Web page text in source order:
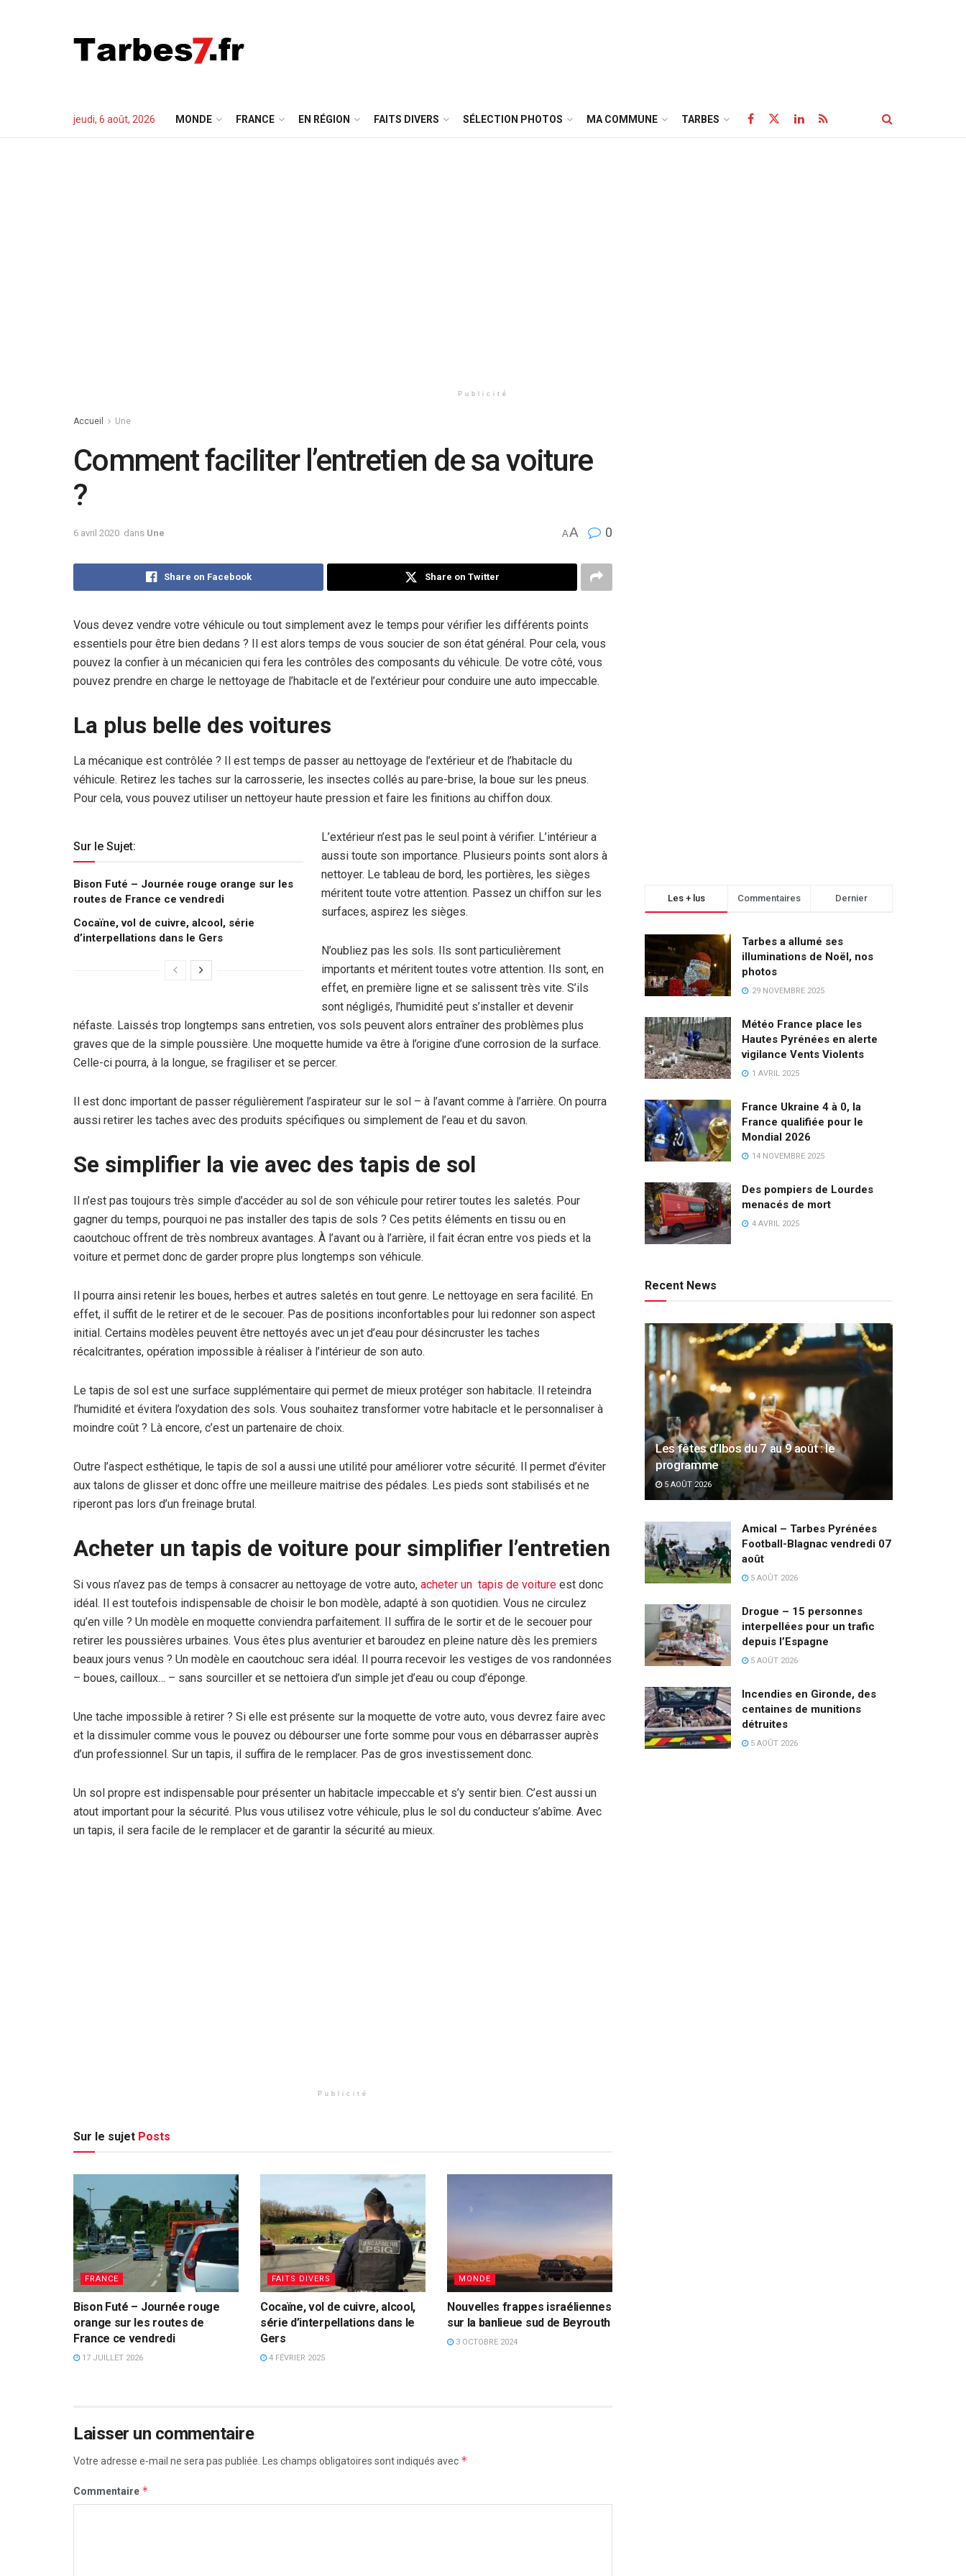
jeudi, 6 août, 2026 MONDE FRANCE EN RÉGION FAITS DIVERS SÉLECTION PHOTOS MA COMMUNE TARBES
Publicité
Accueil Une
Comment faciliter l’entretien de sa voiture
?
6 avril 2020 dans Une AA 0
Share on Facebook Share on Twitter
Vous devez vendre votre véhicule ou tout simplement avez le temps pour vérifier les différents points
essentiels pour être bien dedans ? Il est alors temps de vous soucier de son état général. Pour cela, vous
pouvez la confier à un mécanicien qui fera les contrôles des composants du véhicule. De votre côté, vous
pouvez prendre en charge le nettoyage de l’habitacle et de l’extérieur pour conduire une auto impeccable.
La plus belle des voitures
La mécanique est contrôlée ? Il est temps de passer au nettoyage de l’extérieur et de l’habitacle du
véhicule. Retirez les taches sur la carrosserie, les insectes collés au pare-brise, la boue sur les pneus.
Pour cela, vous pouvez utiliser un nettoyeur haute pression et faire les finitions au chiffon doux.
Sur le Sujet:
Bison Futé – Journée rouge orange sur les
routes de France ce vendredi
Cocaïne, vol de cuivre, alcool, série
d’interpellations dans le Gers
L’extérieur n’est pas le seul point à vérifier. L’intérieur a
aussi toute son importance. Plusieurs points sont alors à
nettoyer. Le tableau de bord, les portières, les sièges
méritent toute votre attention. Passez un chiffon sur les
surfaces, aspirez les sièges.
N’oubliez pas les sols. Ils sont particulièrement
importants et méritent toutes votre attention. Ils sont, en
effet, en première ligne et se salissent très vite. S’ils
sont négligés, l’humidité peut s’installer et devenir
néfaste. Laissés trop longtemps sans entretien, vos sols peuvent alors entraîner des problèmes plus
graves que de la simple poussière. Une moquette humide va être à l’origine d’une corrosion de la surface.
Celle-ci pourra, à la longue, se fragiliser et se percer.
Il est donc important de passer régulièrement l’aspirateur sur le sol – à l’avant comme à l’arrière. On pourra
aussi retirer les taches avec des produits spécifiques ou simplement de l’eau et du savon.
Se simplifier la vie avec des tapis de sol
Il n’est pas toujours très simple d’accéder au sol de son véhicule pour retirer toutes les saletés. Pour
gagner du temps, pourquoi ne pas installer des tapis de sols ? Ces petits éléments en tissu ou en
caoutchouc offrent de très nombreux avantages. À l’avant ou à l’arrière, il fait écran entre vos pieds et la
voiture et permet donc de garder propre plus longtemps son véhicule.
Il pourra ainsi retenir les boues, herbes et autres saletés en tout genre. Le nettoyage en sera facilité. En
effet, il suffit de le retirer et de le secouer. Pas de positions inconfortables pour lui redonner son aspect
initial. Certains modèles peuvent être nettoyés avec un jet d’eau pour désincruster les taches
récalcitrantes, opération impossible à réaliser à l’intérieur de son auto.
Le tapis de sol est une surface supplémentaire qui permet de mieux protéger son habitacle. Il reteindra
l’humidité et évitera l’oxydation des sols. Vous souhaitez transformer votre habitacle et le personnaliser à
moindre coût ? Là encore, c’est un partenaire de choix.
Outre l’aspect esthétique, le tapis de sol a aussi une utilité pour améliorer votre sécurité. Il permet d’éviter
aux talons de glisser et donc offre une meilleure maitrise des pédales. Les pieds sont stabilisés et ne
riperont pas lors d’un freinage brutal.
Acheter un tapis de voiture pour simplifier l’entretien
Si vous n’avez pas de temps à consacrer au nettoyage de votre auto, acheter un tapis de voiture est donc
idéal. Il est toutefois indispensable de choisir le bon modèle, adapté à son quotidien. Vous ne circulez
qu’en ville ? Un modèle en moquette conviendra parfaitement. Il suffira de le sortir et de le secouer pour
retirer les poussières urbaines. Vous êtes plus aventurier et baroudez en pleine nature dès les premiers
beaux jours venus ? Un modèle en caoutchouc sera idéal. Il pourra recevoir les vestiges de vos randonnées
– boues, cailloux… – sans sourciller et se nettoiera d’un simple jet d’eau ou coup d’éponge.
Une tache impossible à retirer ? Si elle est présente sur la moquette de votre auto, vous devrez faire avec
et la dissimuler comme vous le pouvez ou débourser une forte somme pour vous en débarrasser auprès
d’un professionnel. Sur un tapis, il suffira de le remplacer. Pas de gros investissement donc.
Un sol propre est indispensable pour présenter un habitacle impeccable et s’y sentir bien. C’est aussi un
atout important pour la sécurité. Plus vous utilisez votre véhicule, plus le sol du conducteur s’abîme. Avec
un tapis, il sera facile de le remplacer et de garantir la sécurité au mieux.
Publicité
Sur le sujet Posts
FRANCE
Bison Futé – Journée rouge
orange sur les routes de
France ce vendredi
17 JUILLET 2026
FAITS DIVERS
Cocaïne, vol de cuivre, alcool,
série d’interpellations dans le
Gers
4 FÉVRIER 2025
MONDE
Nouvelles frappes israéliennes
sur la banlieue sud de Beyrouth
3 OCTOBRE 2024
Laisser un commentaire
Votre adresse e-mail ne sera pas publiée. Les champs obligatoires sont indiqués avec *
Commentaire *
Les + lus Commentaires Dernier
Tarbes a allumé ses
illuminations de Noël, nos
photos
29 NOVEMBRE 2025
Météo France place les
Hautes Pyrénées en alerte
vigilance Vents Violents
1 AVRIL 2025
France Ukraine 4 à 0, la
France qualifiée pour le
Mondial 2026
14 NOVEMBRE 2025
Des pompiers de Lourdes
menacés de mort
4 AVRIL 2025
Recent News
Les fêtes d’Ibos du 7 au 9 août : le
programme
5 AOÛT 2026
Amical – Tarbes Pyrénées
Football-Blagnac vendredi 07
août
5 AOÛT 2026
Drogue – 15 personnes
interpellées pour un trafic
depuis l’Espagne
5 AOÛT 2026
Incendies en Gironde, des
centaines de munitions
détruites
5 AOÛT 2026